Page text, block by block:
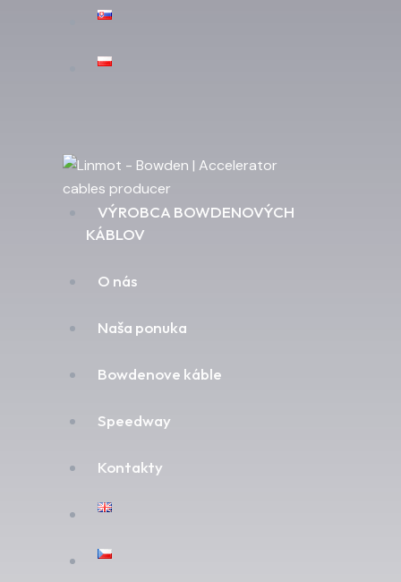
VÝROBCA BOWDENOVÝCH
KÁBLOV
O nás
Naša ponuka
Bowdenove káble
Speedway
Kontakty